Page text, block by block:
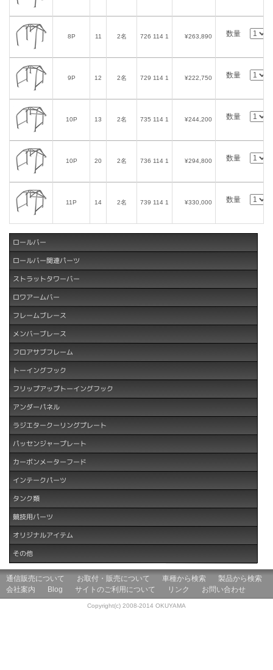
8P 11 2名 726 114 1 ¥263,890 数量
9P 12 2名 729 114 1 ¥222,750 数量
10P 13 2名 735 114 1 ¥244,200 数量
10P 20 2名 736 114 1 ¥294,800 数量
11P 14 2名 739 114 1 ¥330,000 数量
ロールバー
ロールバー関連パーツ
ストラットタワーバー
ロワアームバー
フレームブレース
メンバーブレース
フロアサブフレーム
トーイングフック
フリップアップトーイングフック
アンダーパネル
ラジエタークーリングプレート
パッセンジャープレート
カーボンメーターフード
インテークパーツ
タンク類
競技用パーツ
オリジナルアイテム
その他
通信販売について お取付・販売について 車種から検索
製品から検索
会社案内
Blog サイトのご利用について リンク お問い合わせ
Copyright(c) 2008-2014 OKUYAMA